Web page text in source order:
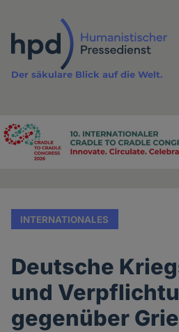
Inhalt
Der säkulare Blick auf die Welt.
Advertising
INTERNATIONALES
Deutsche
und
gegenüber